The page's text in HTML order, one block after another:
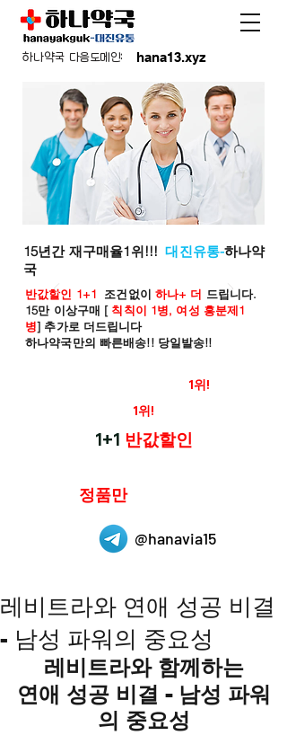
hana13.xyz
하나약국 다음도메인:
15년간 재구매율1위!!!대진유통-하나약
국
반값할인 1+1 조건없이 하나+ 더 드립니다.
15만 이상구매 [ 칙칙이 1병, 여성 흥분제1
병] 추가로 더드립니다
하나약국만의 빠른배송!! 당일발송!!
1위!
1위!
1+1 반값할인
정품만
@hanavia15
레비트라와 연애 성공 비결
- 남성 파워의 중요성
레비트라와 함께하는
연애 성공 비결 - 남성 파워
의 중요성